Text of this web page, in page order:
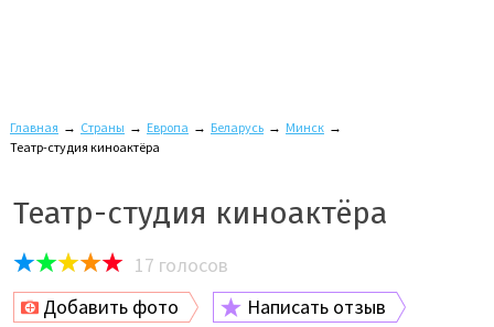
Главная → Страны → Европа → Беларусь → Минск →
Театр-студия киноактёра
Театр-студия киноактёра
17 голосов
Добавить фото
Написать отзыв